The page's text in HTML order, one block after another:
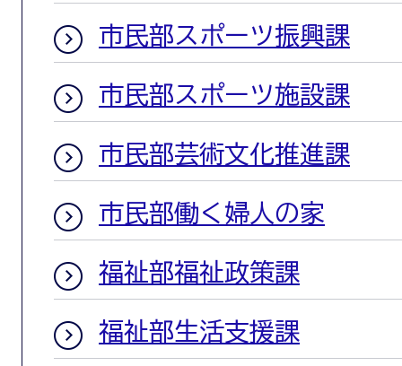
市民部スポーツ振興課
市民部スポーツ施設課
市民部芸術文化推進課
市民部働く婦人の家
福祉部福祉政策課
福祉部生活支援課